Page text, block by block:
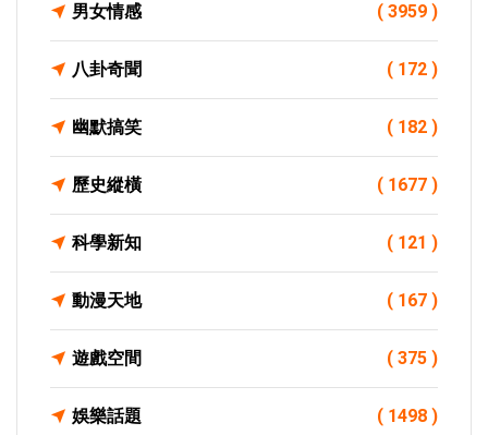
男女情感 ( 3959 )
八卦奇聞 ( 172 )
幽默搞笑 ( 182 )
歷史縱橫 ( 1677 )
科學新知 ( 121 )
動漫天地 ( 167 )
遊戲空間 ( 375 )
娛樂話題 ( 1498 )